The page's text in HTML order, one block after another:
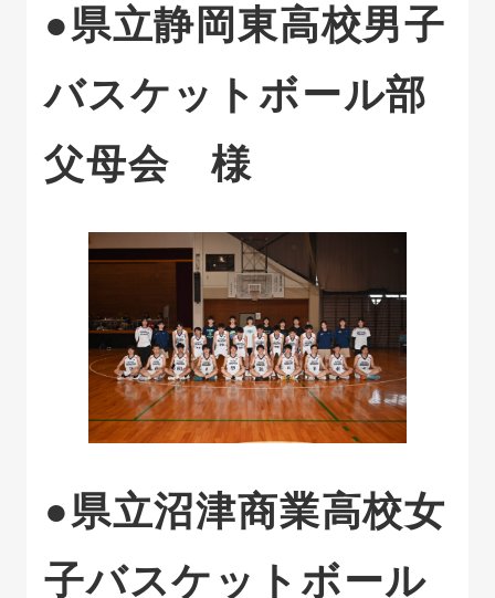
●県立静岡東高校男子
バスケットボール部
父母会 様
●県立沼津商業高校女
子バスケットボール